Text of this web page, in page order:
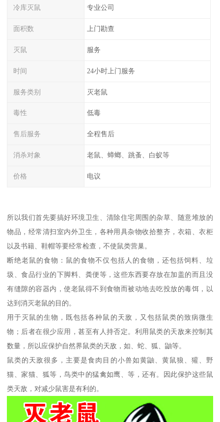
冷库灭鼠 专业公司
面积数 上门勘查
灭鼠 服务
时间 24小时上门服务
服务类别 灭老鼠
毒性 低毒
售后服务 全程售后
消杀对象 老鼠、蟑螂、跳蚤、白蚁等
价格 电议
所以我们首先要搞好环境卫生、清除住宅周围的杂草、随意堆放的
物品，经常清扫室内外卫生，各种用具杂物收拾整齐，衣箱、衣柜
以及书籍、鞋帽等要经常检查，不使鼠类营巢。
断绝老鼠的食物：鼠的食物不仅包括人的食物，还包括饲料、垃
圾、食品行业的下脚料、粪便等，这些东西要存放在加盖的而且没
有缝隙的容器内，使老鼠得不到食物而被动地去吃投放的毒饵，以
达到消灭老鼠的目的。
用于灭鼠的生物，既包括各种鼠的天敌，又包括鼠类的致病微生
物；后者在很少应用，甚至有人持否定。利用鼠类的天敌来控制其
数量，所以应保护自然界鼠类的天敌，如、蛇、狐、鼬等。
鼠类的天敌很多，主要是食肉目的小兽如黄鼬、黄鼠狼、獾、野
猫、家猫、狐等，鸟类中的猛禽如鹰、等，还有。因此保护这些鼠
类天敌，对减少鼠害是有利的。